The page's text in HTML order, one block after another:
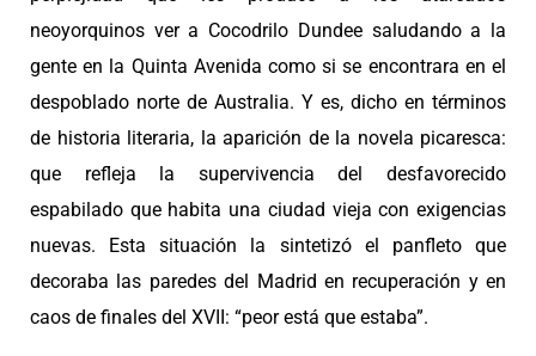
neoyorquinos ver a Cocodrilo Dundee saludando a la
gente en la Quinta Avenida como si se encontrara en el
despoblado norte de Australia. Y es, dicho en términos
de historia literaria, la aparición de la novela picaresca:
que refleja la supervivencia del desfavorecido
espabilado que habita una ciudad vieja con exigencias
nuevas. Esta situación la sintetizó el panfleto que
decoraba las paredes del Madrid en recuperación y en
caos de finales del XVII: “peor está que estaba”.